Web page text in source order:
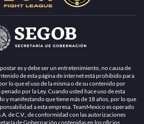
es y debe ser un entretenimiento, no causa de
de esta página de internet está prohibido para
lo que el uso de la misma o de su contenido por
por la Ley. Cuando usted hace uso de esta
y manifestando que tiene más de 18 años, por lo que
a esta empresa. TeamMexico es operado
de C.V., de conformidad con las autorizaciones
de Gobernación contenidas en los oficios